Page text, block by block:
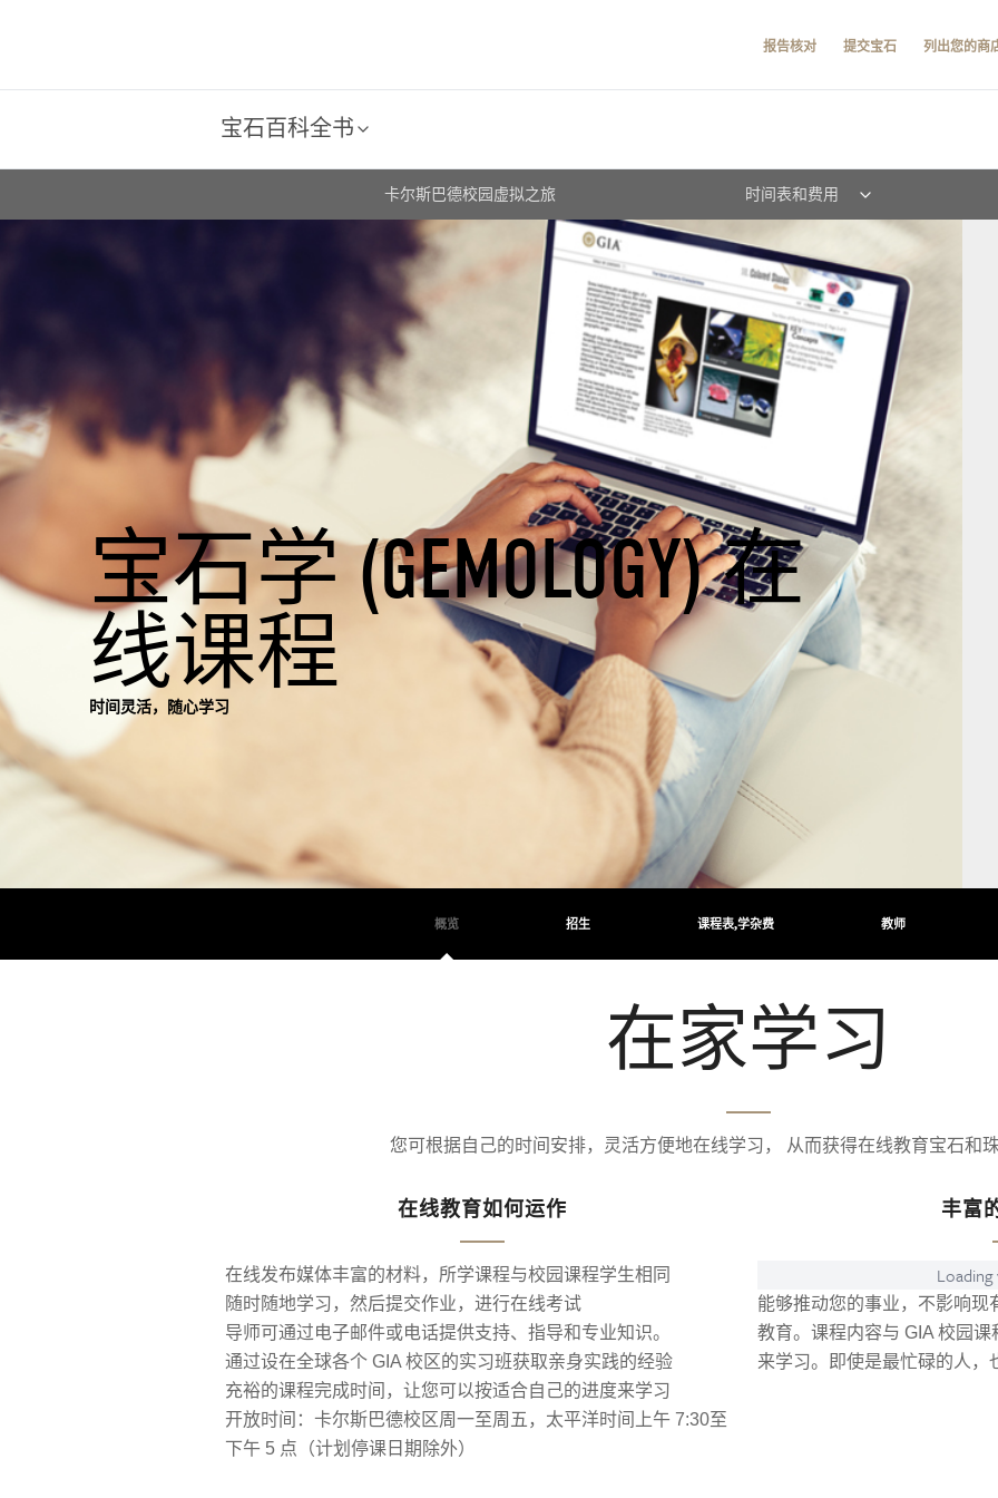
报告核对 提交宝石 列出您的商
宝石百科全书
卡尔斯巴德校园虚拟之旅 时间表和费用
宝石学 (GEMOLOGY) 在
线课程
时间灵活，随心学习
概览 招生 课程表,学杂费 教师
在家学习
您可根据自己的时间安排，灵活方便地在线学习， 从而获得在线教育宝石和
在线教育如何运作
在线发布媒体丰富的材料，所学课程与校园课程学生相同
随时随地学习，然后提交作业，进行在线考试
导师可通过电子邮件或电话提供支持、指导和专业知识。
通过设在全球各个 GIA 校区的实习班获取亲身实践的经验
充裕的课程完成时间，让您可以按适合自己的进度来学习
开放时间：卡尔斯巴德校区周一至周五，太平洋时间上午 7:30至
下午 5 点（计划停课日期除外）
丰富
Loading
能够推动您的事业，不影响现
教育。课程内容与 GIA 校园
来学习。即使是最忙碌的人，